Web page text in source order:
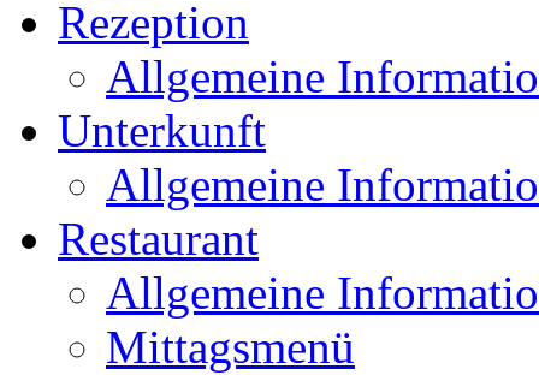
Rezeption
Allgemeine
Unterkunft
Allgemeine
Restaurant
Allgemeine
Mittagsmenü